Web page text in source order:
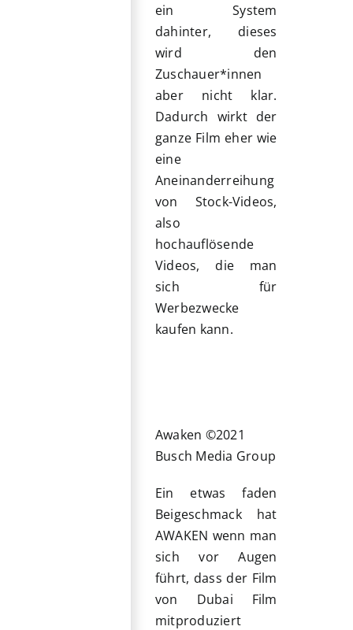
ein System
dahinter, dieses
wird den
Zuschauer*innen
aber nicht klar.
Dadurch wirkt der
ganze Film eher wie
eine
Aneinanderreihung
von Stock-Videos,
also
hochauflösende
Videos, die man
sich für
Werbezwecke
kaufen kann.
Awaken ©2021
Busch Media Group
Ein etwas faden
Beigeschmack hat
AWAKEN wenn man
sich vor Augen
führt, dass der Film
von Dubai Film
mitproduziert